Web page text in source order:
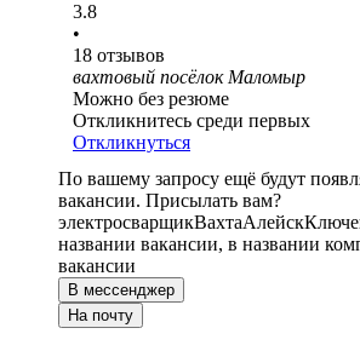
3.8
•
18 отзывов
вахтовый посёлок Маломыр
Можно без резюме
Откликнитесь среди первых
Откликнуться
По вашему запросу ещё будут
вакансии. Присылать вам?
электросварщикВахтаАлейск
названии вакансии, в названии
вакансии
В мессенджер
На почту